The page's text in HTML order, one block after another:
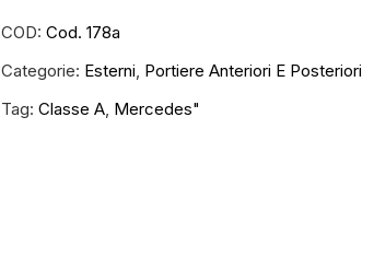
COD:Cod. 178a
Categorie: Esterni Portiere Anteriori E Posteriori
Tag:Classe A Mercedes"